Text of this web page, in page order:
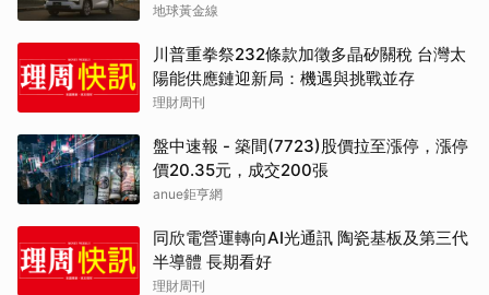
地球黃金線
川普重拳祭232條款加徵多晶矽關稅 台灣太
陽能供應鏈迎新局：機遇與挑戰並存
理財周刊
盤中速報 - 築間(7723)股價拉至漲停，漲停
價20.35元，成交200張
anue鉅亨網
同欣電營運轉向AI光通訊 陶瓷基板及第三代
半導體 長期看好
理財周刊